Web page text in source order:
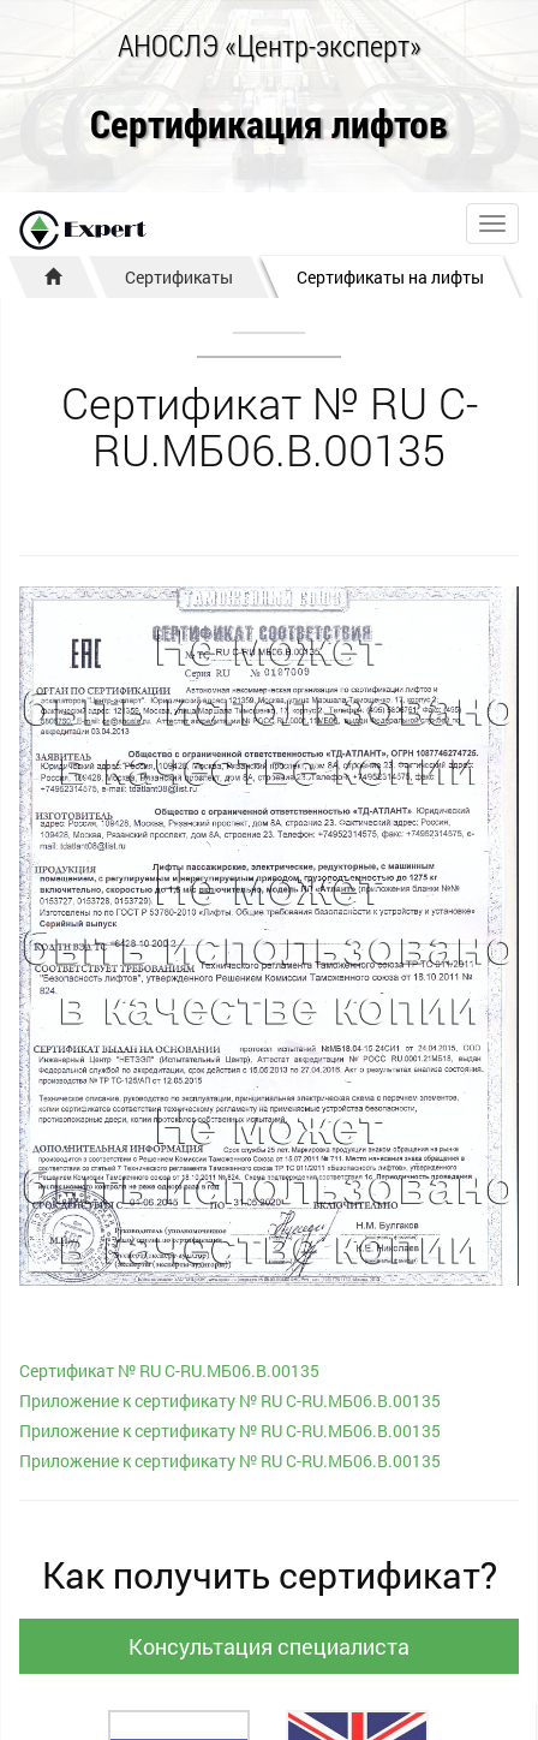
АНОСЛЭ «Центр-эксперт»
Сертификация лифтов
Сертификаты Сертификаты на лифты
Сертификат № RU С-
RU.МБ06.B.00135
Сертификат № RU С-RU.МБ06.B.00135
Приложение к сертификату № RU С-RU.МБ06.B.00135
Приложение к сертификату № RU С-RU.МБ06.B.00135
Приложение к сертификату № RU С-RU.МБ06.B.00135
Как получить сертификат?
Консультация специалиста